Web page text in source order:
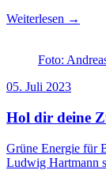
Weiterlesen →
Foto:
05. Juli 2023
Hol dir deine
Grüne Energie für
Ludwig Hartmann